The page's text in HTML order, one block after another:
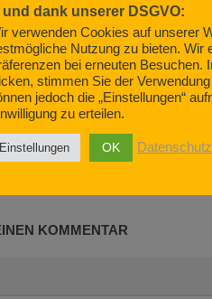
–
Wohnmobil
Falle! (Finale)
JULI 12, 2020
KOMMENTAR
und dank unserer DSGVO:
verwenden Cookies auf unserer
Nutzung zu bieten. Wir
bei erneuten Besuchen.
stimmen Sie der
jedoch die „Einstellungen“
zu erteilen.
Einstellungen OK